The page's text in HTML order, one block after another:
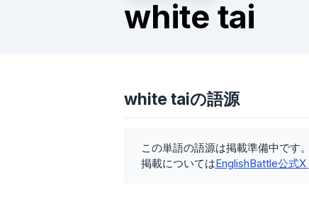
white tai
white taiの語源
この単語の語源は掲載準備中です。
掲載についてはEnglishBattle公式X